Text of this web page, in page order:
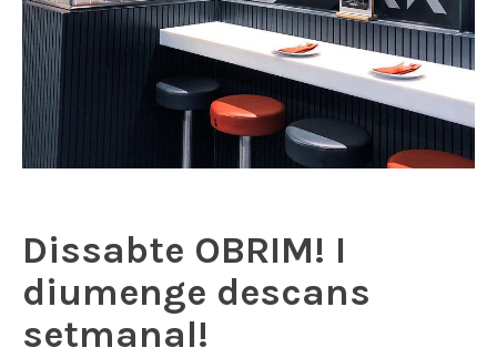
Dissabte OBRIM! I
diumenge descans
setmanal!